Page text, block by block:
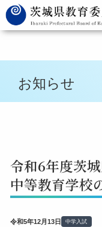
お知らせ
令和6年度茨
中等教育学校
令和5年12月13日 中学入試